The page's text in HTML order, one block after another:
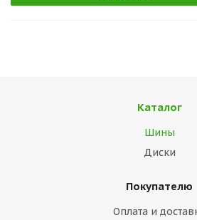
Каталог
Шины
Диски
Покупателю
Оплата и